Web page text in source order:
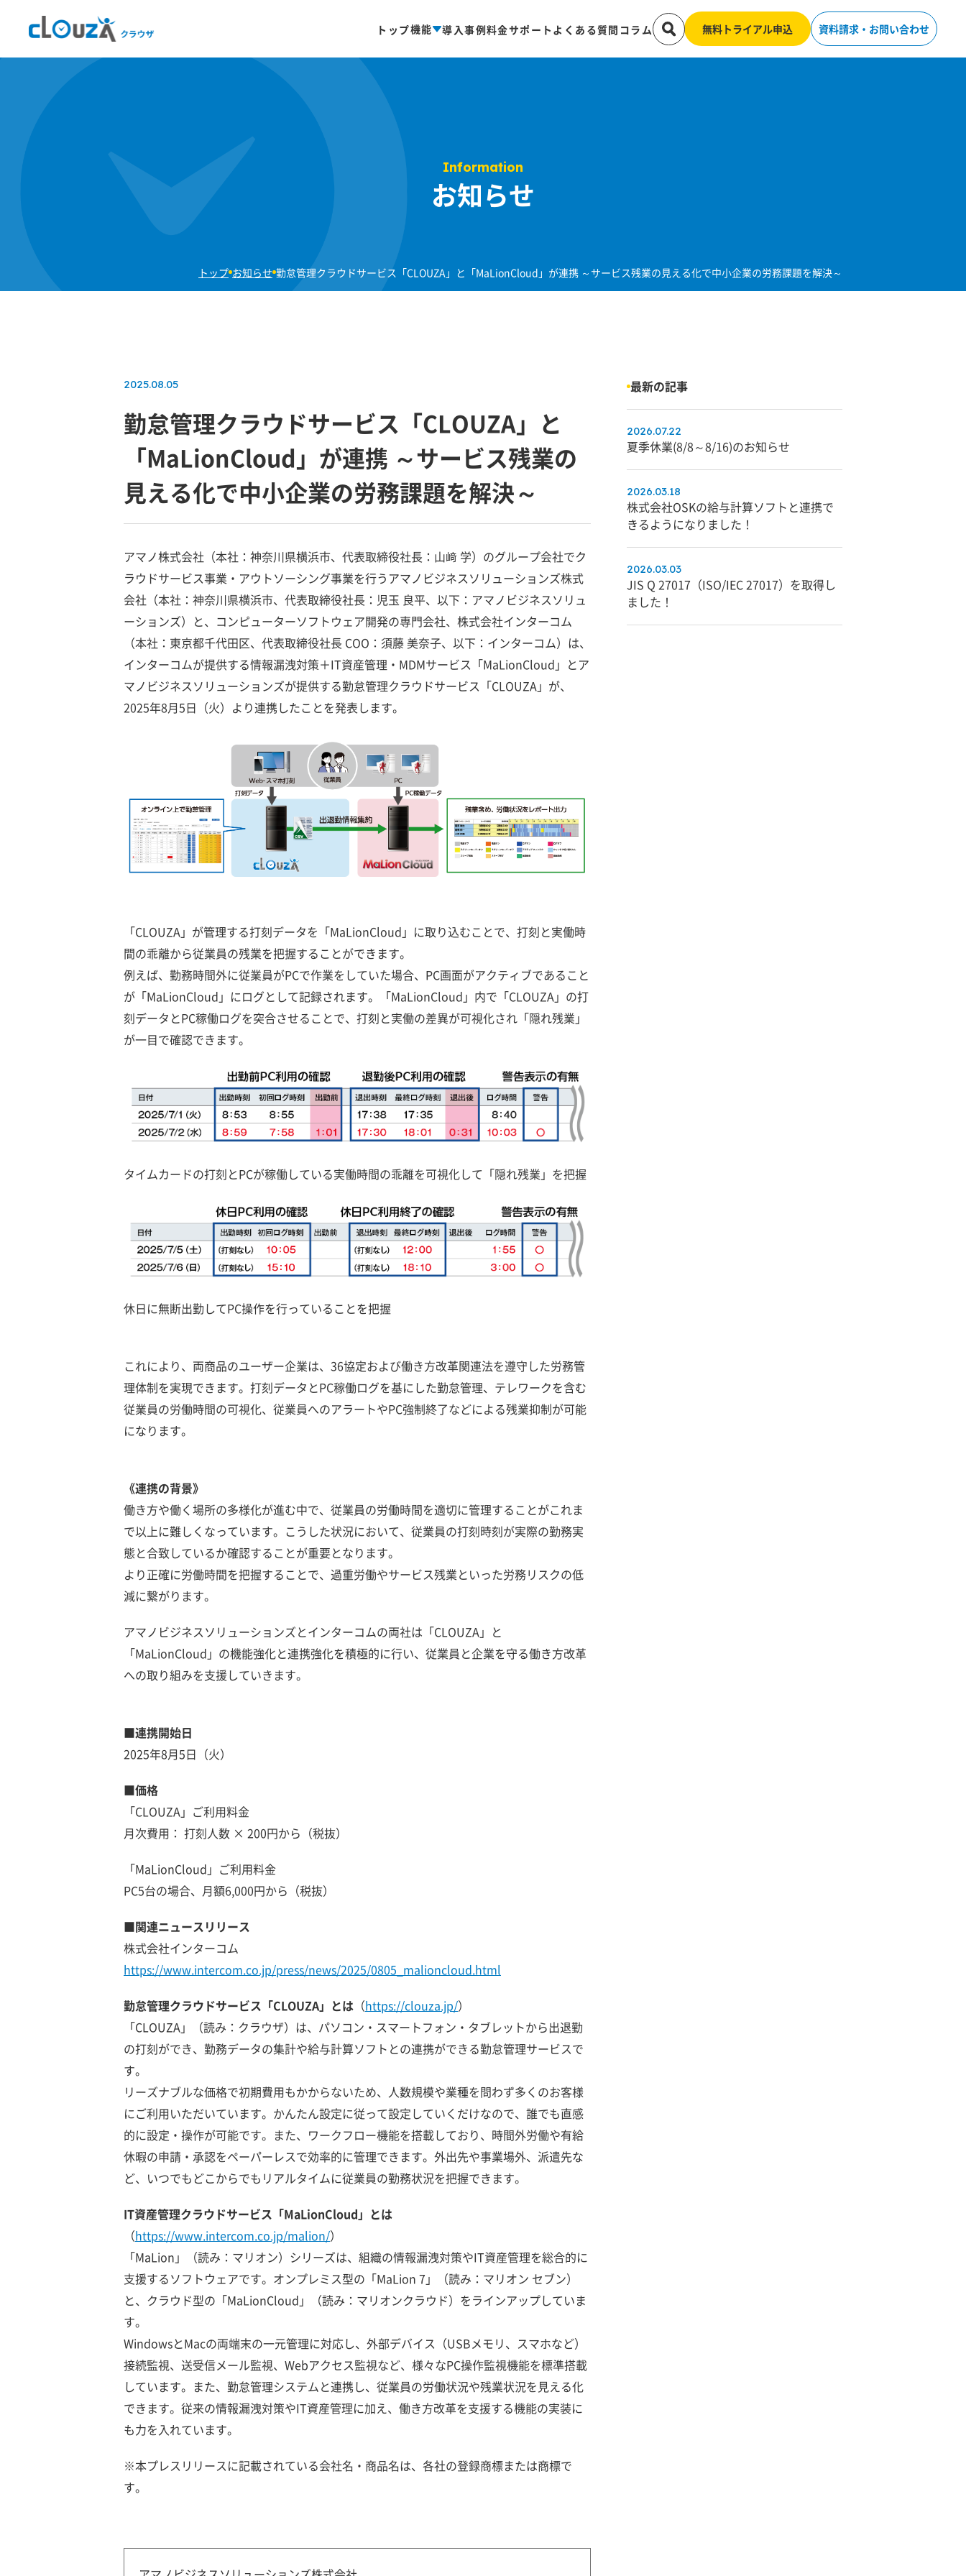
トップ機能 導入事例料金サポート よくある質問 コラム 無料トライアル申込 資料請求・お問い合わせ
Information
お知らせ
トップ お知らせ 勤怠管理クラウドサービス「CLOUZA」と「MaLionCloud」が連携 ～サービス残業の見える化で中小企業の労務課題を解決～
2025.08.05
勤怠管理クラウドサービス「CLOUZA」と
「MaLionCloud」が連携 ～サービス残業の
見える化で中小企業の労務課題を解決～
アマノ株式会社（本社：神奈川県横浜市、代表取締役社長：山﨑 学）のグループ会社でク
ラウドサービス事業・アウトソーシング事業を行うアマノビジネスソリューションズ株式
会社（本社：神奈川県横浜市、代表取締役社長：児玉 良平、以下：アマノビジネスソリュ
ーションズ）と、コンピューターソフトウェア開発の専門会社、株式会社インターコム
（本社：東京都千代田区、代表取締役社長 COO：須藤 美奈子、以下：インターコム）は、
インターコムが提供する情報漏洩対策＋IT資産管理・MDMサービス「MaLionCloud」とア
マノビジネスソリューションズが提供する勤怠管理クラウドサービス「CLOUZA」が、
2025年8月5日（火）より連携したことを発表します。
「CLOUZA」が管理する打刻データを「MaLionCloud」に取り込むことで、打刻と実働時
間の乖離から従業員の残業を把握することができます。
例えば、勤務時間外に従業員がPCで作業をしていた場合、PC画面がアクティブであること
が「MaLionCloud」にログとして記録されます。「MaLionCloud」内で「CLOUZA」の打
刻データとPC稼働ログを突合させることで、打刻と実働の差異が可視化され「隠れ残業」
が一目で確認できます。
タイムカードの打刻とPCが稼働している実働時間の乖離を可視化して「隠れ残業」を把握
休日に無断出勤してPC操作を行っていることを把握
これにより、両商品のユーザー企業は、36協定および働き方改革関連法を遵守した労務管
理体制を実現できます。打刻データとPC稼働ログを基にした勤怠管理、テレワークを含む
従業員の労働時間の可視化、従業員へのアラートやPC強制終了などによる残業抑制が可能
になります。
《連携の背景》
働き方や働く場所の多様化が進む中で、従業員の労働時間を適切に管理することがこれま
で以上に難しくなっています。こうした状況において、従業員の打刻時刻が実際の勤務実
態と合致しているか確認することが重要となります。
より正確に労働時間を把握することで、過重労働やサービス残業といった労務リスクの低
減に繋がります。
アマノビジネスソリューションズとインターコムの両社は「CLOUZA」と
「MaLionCloud」の機能強化と連携強化を積極的に行い、従業員と企業を守る働き方改革
への取り組みを支援していきます。
■連携開始日
2025年8月5日（火）
■価格
「CLOUZA」ご利用料金
月次費用： 打刻人数 × 200円から（税抜）
「MaLionCloud」ご利用料金
PC5台の場合、月額6,000円から（税抜）
■関連ニュースリリース
株式会社インターコム
https://www.intercom.co.jp/press/news/2025/0805_malioncloud.html
勤怠管理クラウドサービス「CLOUZA」とは （https://clouza.jp/）
「CLOUZA」（読み：クラウザ）は、パソコン・スマートフォン・タブレットから出退勤
の打刻ができ、勤務データの集計や給与計算ソフトとの連携ができる勤怠管理サービスで
す。
リーズナブルな価格で初期費用もかからないため、人数規模や業種を問わず多くのお客様
にご利用いただいています。かんたん設定に従って設定していくだけなので、誰でも直感
的に設定・操作が可能です。また、ワークフロー機能を搭載しており、時間外労働や有給
休暇の申請・承認をペーパーレスで効率的に管理できます。外出先や事業場外、派遣先な
ど、いつでもどこからでもリアルタイムに従業員の勤務状況を把握できます。
IT資産管理クラウドサービス「MaLionCloud」とは
（https://www.intercom.co.jp/malion/）
「MaLion」（読み：マリオン）シリーズは、組織の情報漏洩対策やIT資産管理を総合的に
支援するソフトウェアです。オンプレミス型の「MaLion 7」（読み：マリオン セブン）
と、クラウド型の「MaLionCloud」（読み：マリオンクラウド）をラインアップしていま
す。
WindowsとMacの両端末の一元管理に対応し、外部デバイス（USBメモリ、スマホなど）
接続監視、送受信メール監視、Webアクセス監視など、様々なPC操作監視機能を標準搭載
しています。また、勤怠管理システムと連携し、従業員の労働状況や残業状況を見える化
できます。従来の情報漏洩対策やIT資産管理に加え、働き方改革を支援する機能の実装に
も力を入れています。
※本プレスリリースに記載されている会社名・商品名は、各社の登録商標または商標で
す。
最新の記事
2026.07.22
夏季休業(8/8～8/16)のお知らせ
2026.03.18
株式会社OSKの給与計算ソフトと連携で
きるようになりました！
2026.03.03
JIS Q 27017（ISO/IEC 27017）を取得し
ました！